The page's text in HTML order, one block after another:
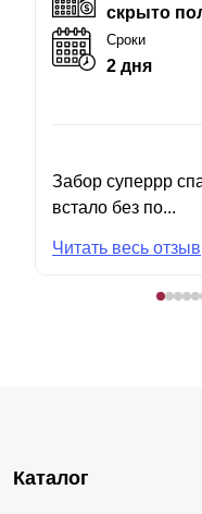
скрыто
Сроки
2 дня
Забор суперрр
встало без по...
Читать весь отзыв
Каталог